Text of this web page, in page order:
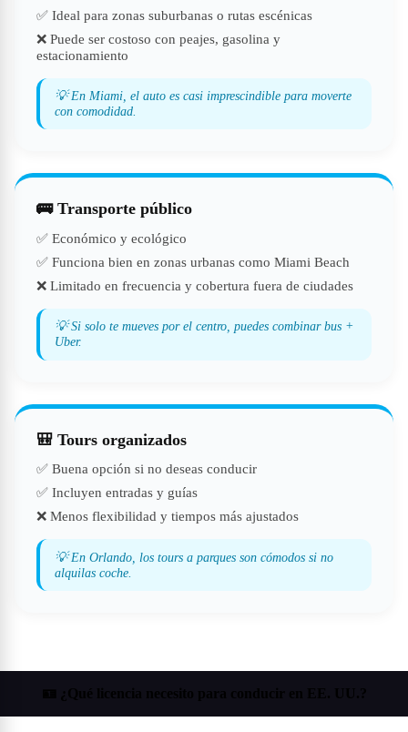
✅ Ideal para zonas suburbanas o rutas escénicas
❌ Puede ser costoso con peajes, gasolina y
estacionamiento
💡 En Miami, el auto es casi imprescindible para moverte
con comodidad.
🚌 Transporte público
✅ Económico y ecológico
✅ Funciona bien en zonas urbanas como Miami Beach
❌ Limitado en frecuencia y cobertura fuera de ciudades
💡 Si solo te mueves por el centro, puedes combinar bus +
Uber.
🎒 Tours organizados
✅ Buena opción si no deseas conducir
✅ Incluyen entradas y guías
❌ Menos flexibilidad y tiempos más ajustados
💡 En Orlando, los tours a parques son cómodos si no
alquilas coche.